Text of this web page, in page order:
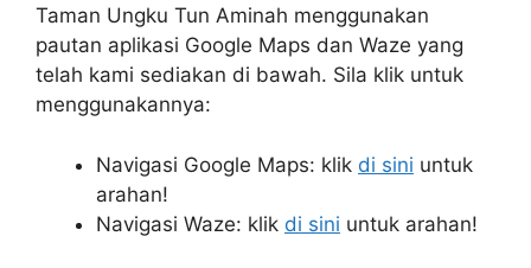
Taman Ungku Tun Aminah menggunakan
pautan aplikasi Google Maps dan Waze yang
telah kami sediakan di bawah. Sila klik untuk
menggunakannya:
Navigasi Google Maps: klik di sini untuk
arahan!
Navigasi Waze: klik di sini untuk arahan!